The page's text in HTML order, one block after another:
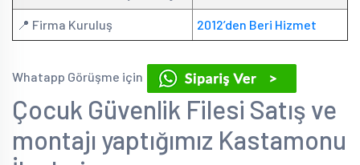
📍 Firma Kuruluş 2012’den Beri Hizmet
Whatapp Görüşme için
Çocuk Güvenlik Filesi Satış ve
montajı yaptığımız Kastamonu